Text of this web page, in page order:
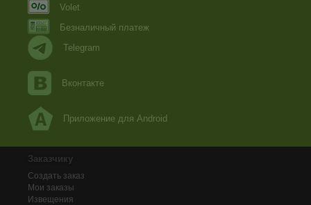
Volet
Безналичный платеж
Telegram
Вконтакте
Приложение для Android
Заказчику
Создать заказ
Мои заказы
Извещения